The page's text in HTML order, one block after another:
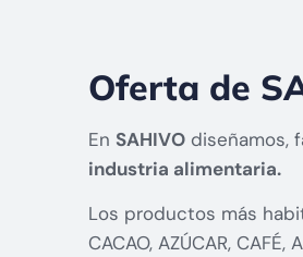
Oferta de
En SAHIVOdiseñamos,
industria alimentaria.
Los productos más
CACAO, AZÚCAR,